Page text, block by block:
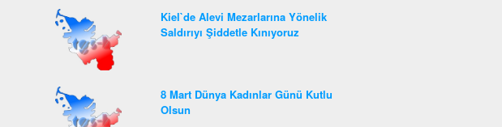
Kiel`de Alevi Mezarlarına Yönelik
Saldırıyı Şiddetle Kınıyoruz
8 Mart Dünya Kadınlar Günü Kutlu
Olsun